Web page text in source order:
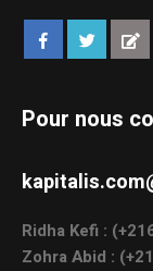
Pour nous
Ridha Kefi :
Zohra Abid :